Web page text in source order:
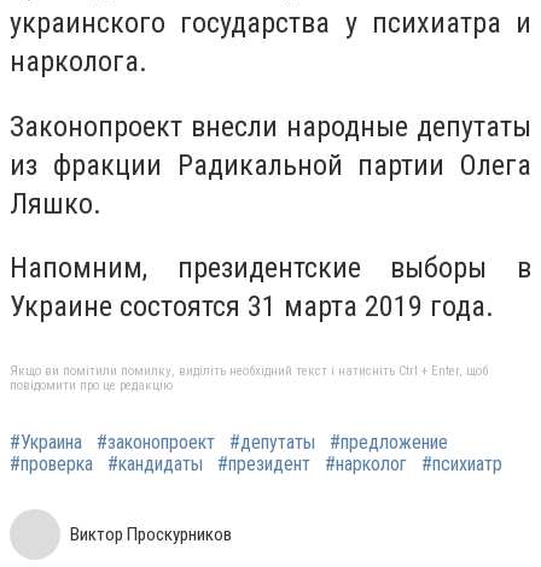
украинского государства у психиатра и
нарколога.
Законопроект внесли народные депутаты
из фракции Радикальной партии Олега
Ляшко.
Напомним, президентские выборы в
Украине состоятся 31 марта 2019 года.
Якщо ви помітили помилку, виділіть необхідний текст і натисніть Ctrl + Enter, щоб
повідомити про це редакцію
#Украина #законопроект #депутаты
#предложение
#проверка
#кандидаты #президент #нарколог #психиатр
Виктор Проскурников